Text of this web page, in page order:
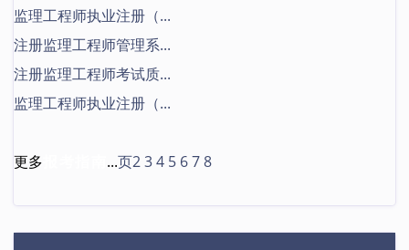
监理工程师执业注册（...
注册监理工程师管理系...
注册监理工程师考试质...
监理工程师执业注册（...
更多 ...页234 5 678